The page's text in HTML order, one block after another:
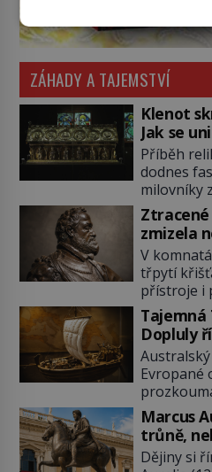
ZÁHADY A TAJEMSTVÍ
Klenot
Jak se
poklad
Bečova?
Příběh
dodnes
milovníky
Tato
ze 13.
České
klenot v
pátrání
nalezen,
obestírá
přesně
zmizela
Evropy?
V
třpytí
přístroje i
rukopisy.
lidského
smrti se
rozpadat
Kdo
existují
rukopisy,
Tajemná
Dopluly
až do
Evropané
století.
by se o
mohly
starověké
Marcus
trůně,
závislý
Dějiny si